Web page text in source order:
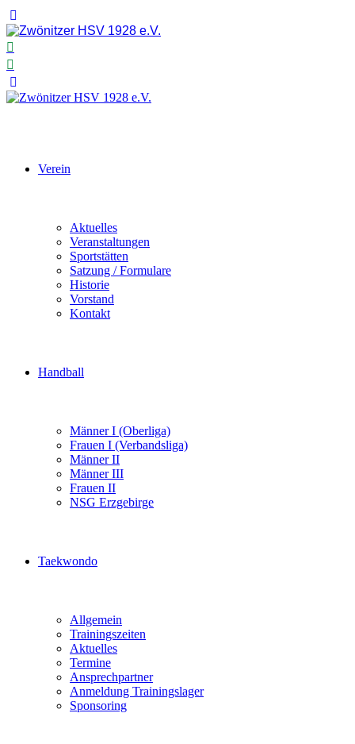
Verein
Aktuelles
Veranstaltungen
Sportstätten
Satzung / Formulare
Historie
Vorstand
Kontakt
Handball
Männer I (Oberliga)
Frauen I (Verbandsliga)
Männer II
Männer III
Frauen II
NSG Erzgebirge
Taekwondo
Allgemein
Trainingszeiten
Aktuelles
Termine
Ansprechpartner
Anmeldung Trainingslager
Sponsoring